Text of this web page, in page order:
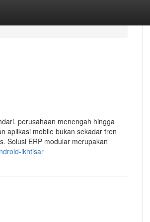
perusahaan menengah hingga
aplikasi mobile bukan sekadar tren
Solusi ERP modular merupakan
ikhtisar